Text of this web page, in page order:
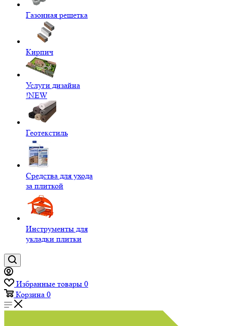
Газонная решетка
Кирпич
Услуги дизайна
!NEW
Геотекстиль
Средства для ухода
за плиткой
Инструменты для
укладки плитки
Избранные товары 0
Корзина 0